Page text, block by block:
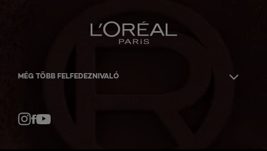
MÉG TÖBB FELFEDEZNIVALÓ